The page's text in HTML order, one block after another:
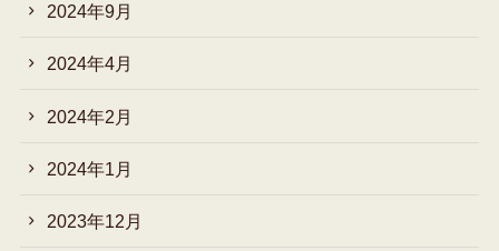
2024年9月
2024年4月
2024年2月
2024年1月
2023年12月